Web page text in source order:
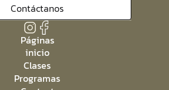
Contáctanos
Páginas
inicio
Clases
Programas